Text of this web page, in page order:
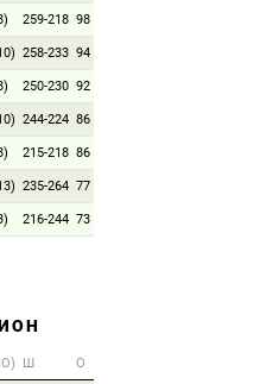
259-218 98
258-233 94
250-230 92
244-224 86
215-218 86
235-264 77
216-244 73
Ш О